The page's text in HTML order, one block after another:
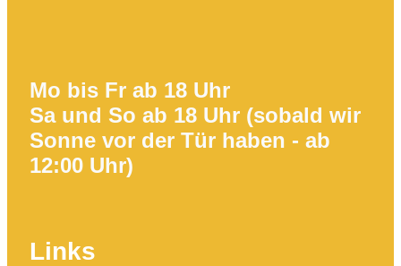
Mo bis Fr ab 18 Uhr
Sa und So ab 18 Uhr (sobald wir
Sonne vor der Tür haben - ab
12:00 Uhr)
Links